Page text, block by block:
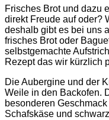
Frisches Brot und dazu
direkt Freude auf oder?
deshalb gibt es bei uns
frisches Brot oder
selbstgemachte
Rezept das wir kürzlich
Die Aubergine und der
Weile in den Backofen.
besonderen
Schafskäse und